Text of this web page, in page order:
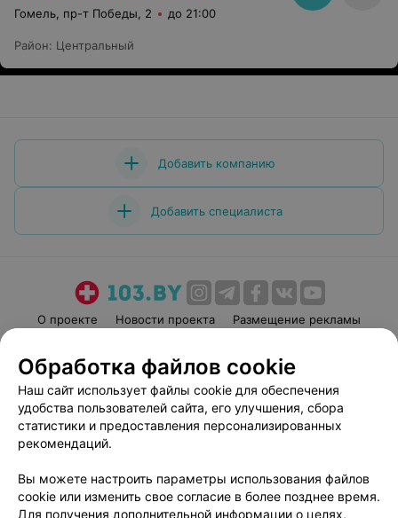
Гомель, пр-т Победы, 2 до 21:00
Район: Центральный
Добавить компанию
Добавить специалиста
О проекте Новости проекта
Размещение рекламы
Пользовательское соглашение
Способы оплаты
Вакансии
Партнеры
Написать руководителю 103.by
Обработка персональных данных
Обработка файлов cookie
Наш сайт использует файлы cookie для обеспечения
удобства пользователей сайта, его улучшения, сбора
статистики и предоставления персонализированных
рекомендаций.
Вы можете настроить параметры использования файлов
cookie или изменить свое согласие в более позднее время.
Для получения дополнительной информации о целях,